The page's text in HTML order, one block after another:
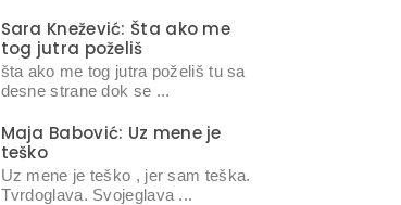
Sara Knežević: Šta ako me
tog jutra poželiš
šta ako me tog jutra poželiš tu sa
desne strane dok se ...
Maja Babović: Uz mene je
teško
Uz mene je teško , jer sam teška.
Tvrdoglava. Svojeglava ...